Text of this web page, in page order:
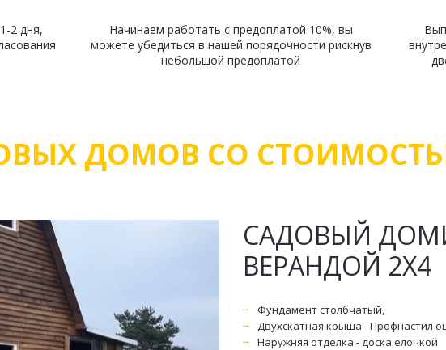
2 дня,
Начинаем работать с предоплатой 10%, вы
можете убедиться в нашей порядочности рискнув
небольшой предоплатой
ДОМОВ СО
САДОВЫЙ
ВЕРАНДОЙ 2Х4
Фундамент столбчатый,
Двухскатная крыша - Профнастил
Наружняя отделка - доска елочкой